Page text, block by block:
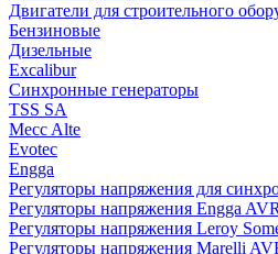
Двигатели для строительного
Бензиновые
Дизельные
Excalibur
Синхронные генераторы
TSS SA
Mecc Alte
Evotec
Engga
Регуляторы напряжения для
Регуляторы напряжения Engga AVR
Регуляторы напряжения Leroy
Регуляторы напряжения Marelli